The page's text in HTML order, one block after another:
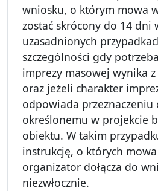
wniosku, o którym mowa
zostać skrócony do 14 dni
uzasadnionych
szczególności gdy
imprezy masowej wynika z
oraz jeżeli charakter
odpowiada przeznaczeniu
określonemu w projekcie
obiektu. W takim
instrukcję, o których
organizator dołącza do
niezwłocznie.